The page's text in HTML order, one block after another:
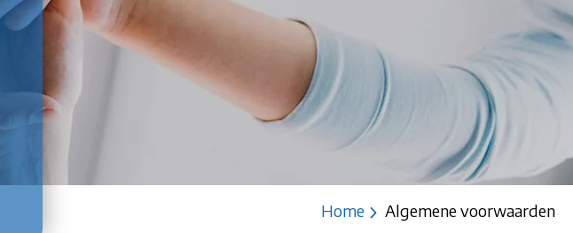
Home Algemene voorwaarden